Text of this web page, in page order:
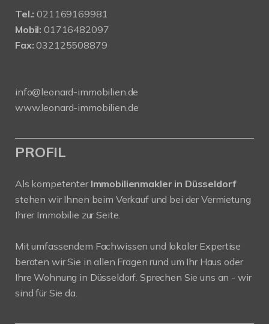
Tel.: 021169169981
Mobil: 01716482097
Fax: 032125508879
info@leonard-immobilien.de
www.leonard-immobilien.de
PROFIL
Als kompetenter Immobilienmakler in Düsseldorf
stehen wir Ihnen beim Verkauf und bei der Vermietung
Ihrer Immobilie zur Seite.
Mit umfassendem Fachwissen und lokaler Expertise
beraten wir Sie in allen Fragen rund um Ihr Haus oder
Ihre Wohnung in Düsseldorf. Sprechen Sie uns an - wir
sind für Sie da.